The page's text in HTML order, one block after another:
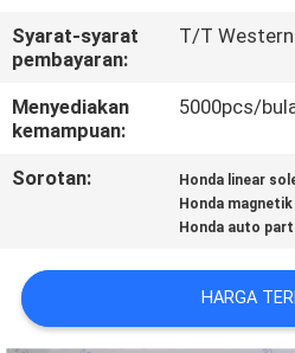
PENAWARAN
SITEMAP
Syarat-syarat
pembayaran:
T/T Western
Menyediakan
kemampuan:
5000pcs/
Sorotan: Honda linear
Honda
Honda auto
HARGA